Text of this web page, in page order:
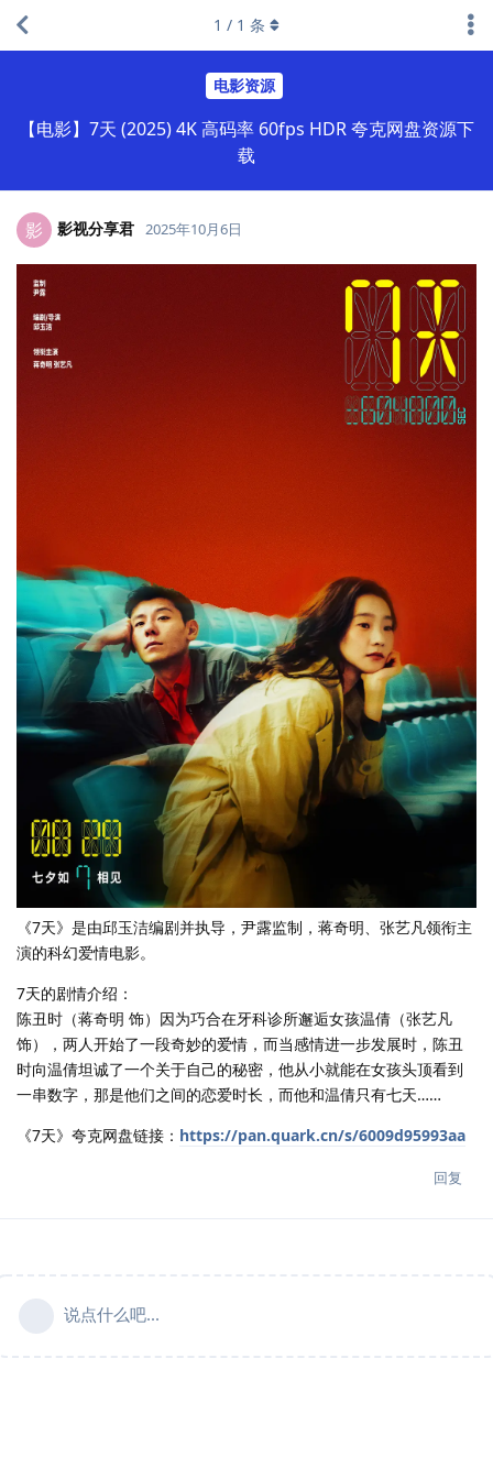
电影资源
【电影】7天 (2025) 4K 高码率 60fps HDR 夸克网盘资源下
载
1 / 1 条
影 影视分享君 2025年10月6日
《7天》是由邱玉洁编剧并执导，尹露监制，蒋奇明、张艺凡领衔主
演的科幻爱情电影。
7天的剧情介绍：
陈丑时（蒋奇明 饰）因为巧合在牙科诊所邂逅女孩温倩（张艺凡
饰），两人开始了一段奇妙的爱情，而当感情进一步发展时，陈丑
时向温倩坦诚了一个关于自己的秘密，他从小就能在女孩头顶看到
一串数字，那是他们之间的恋爱时长，而他和温倩只有七天……
《7天》夸克网盘链接： https://pan.quark.cn/s/6009d95993aa
回复
说点什么吧...